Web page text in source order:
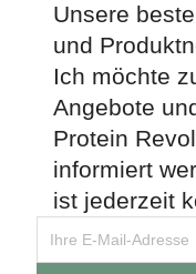
Unsere
und
Ich möchte
Angebote
Protein
informiert
ist jederzeit